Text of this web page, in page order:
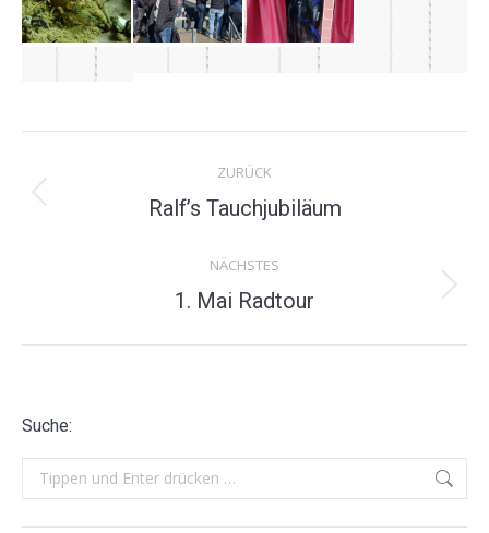
Navigation
ZURÜCK
Vorheriges
Ralf’s Tauchjubiläum
NÄCHSTES
Nächstes
1. Mai Radtour
Suche:
Search: